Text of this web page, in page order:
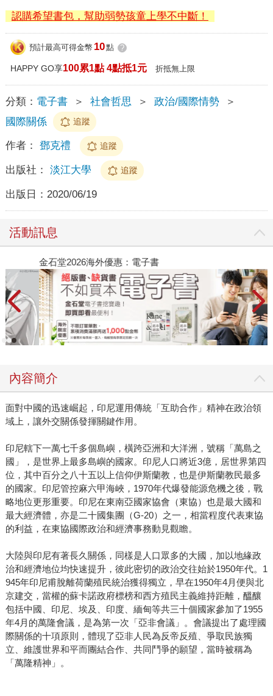
認購希望書包，幫助弱勢孩童上學不中斷！
預計最高可得金幣 10點 ?
HAPPY GO享100累1點 4點抵1元 折抵無上限
分類： 電子書 ＞ 社會哲思 ＞ 政治/國際情勢
＞
國際關係
追蹤
作者： 鄧克禮 追蹤
出版社： 淡江大學 追蹤
出版日： 2020/06/19
活動訊息
金石堂2026海外優惠：電子書
內容簡介
面對中國的迅速崛起，印尼運用傳統「互助合作」精神在政治領
域上，讓外交關係發揮關鍵作用。
印尼轄下一萬七千多個島嶼，橫跨亞洲和大洋洲，號稱「萬島之
國」，是世界上最多島嶼的國家。印尼人口將近3億，居世界第四
位，其中百分之八十五以上信仰伊斯蘭教，也是伊斯蘭教民最多
的國家。印尼管控麻六甲海峽，1970年代爆發能源危機之後，戰
略地位更形重要。印尼在東南亞國家協會（東協）也是最大國和
最大經濟體，亦是二十國集團（G-20）之一，相當程度代表東協
的利益，在東協國際政治和經濟事務動見觀瞻。
大陸與印尼有著長久關係，同樣是人口眾多的大國，加以地緣政
治和經濟地位均快速提升，彼此密切的政治交往始於1950年代。1
945年印尼甫脫離荷蘭殖民統治獲得獨立，早在1950年4月便與北
京建交，當權的蘇卡諾政府標榜和西方殖民主義維持距離，醞釀
包括中國、印尼、埃及、印度、緬甸等共三十個國家參加了1955
年4月的萬隆會議，是為第一次「亞非會議」。會議提出了處理國
際關係的十項原則，體現了亞非人民為反帝反殖、爭取民族獨
立、維護世界和平而團結合作、共同鬥爭的願望，當時被稱為
「萬隆精神」。